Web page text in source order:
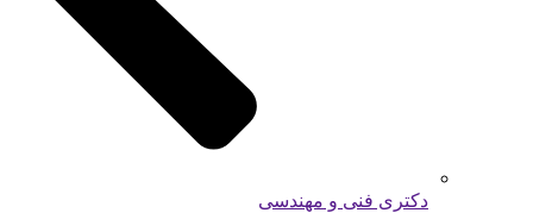
دکتری فنی و مهندسی